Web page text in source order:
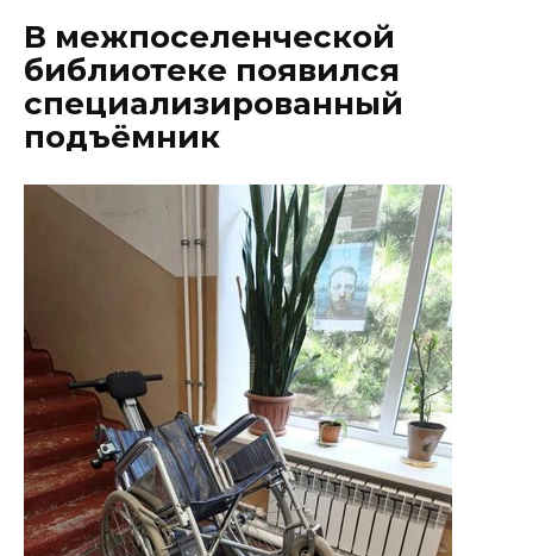
В межпоселенческой
библиотеке появился
специализированный
подъёмник